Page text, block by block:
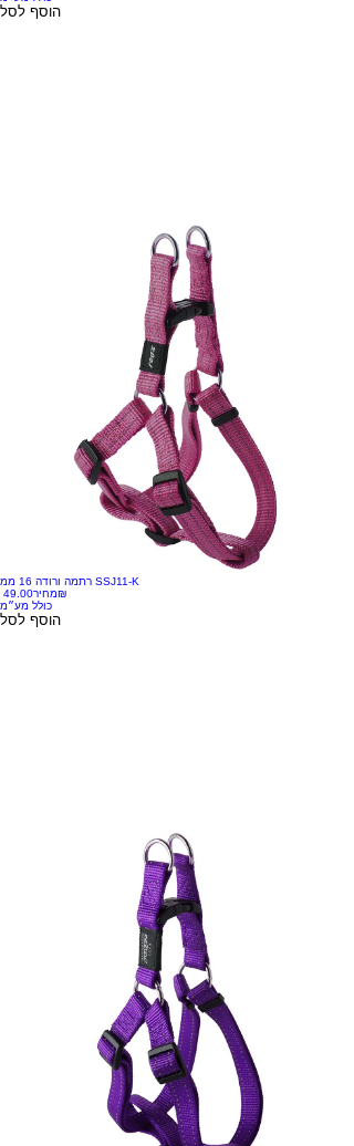
הוסף לסל
רתמה ורודה 16 ממ SSJ11-K
מחיר‏49.00 ‏₪
כולל מע״מ
הוסף לסל